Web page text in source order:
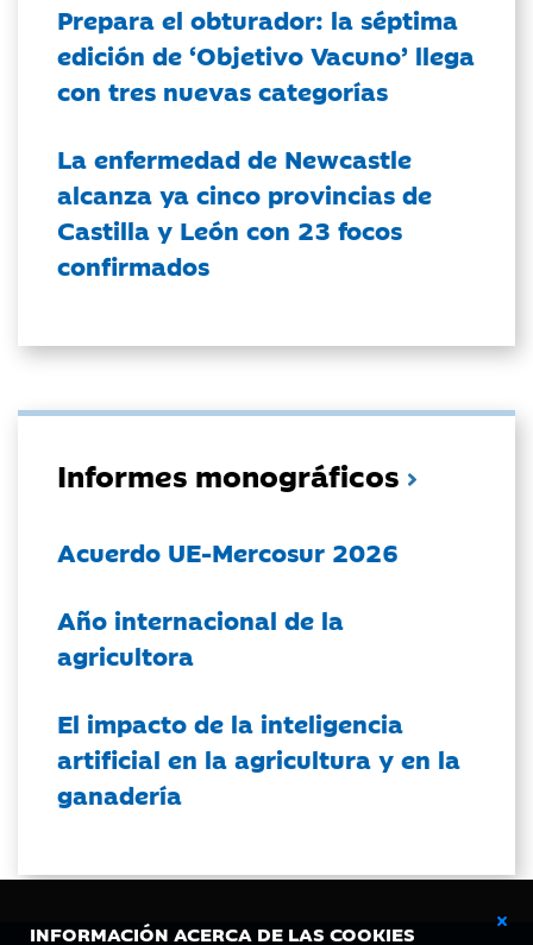
INFORMACIÓN ACERCA DE LAS COOKIES
Prepara el obturador: la séptima
edición de ‘Objetivo Vacuno’ llega
con tres nuevas categorías
La enfermedad de Newcastle
alcanza ya cinco provincias de
Castilla y León con 23 focos
confirmados
Informes monográficos
Acuerdo UE-Mercosur 2026
Año internacional de la
agricultora
El impacto de la inteligencia
artificial en la agricultura y en la
ganadería